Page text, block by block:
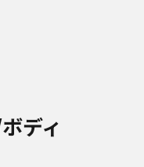
ディ